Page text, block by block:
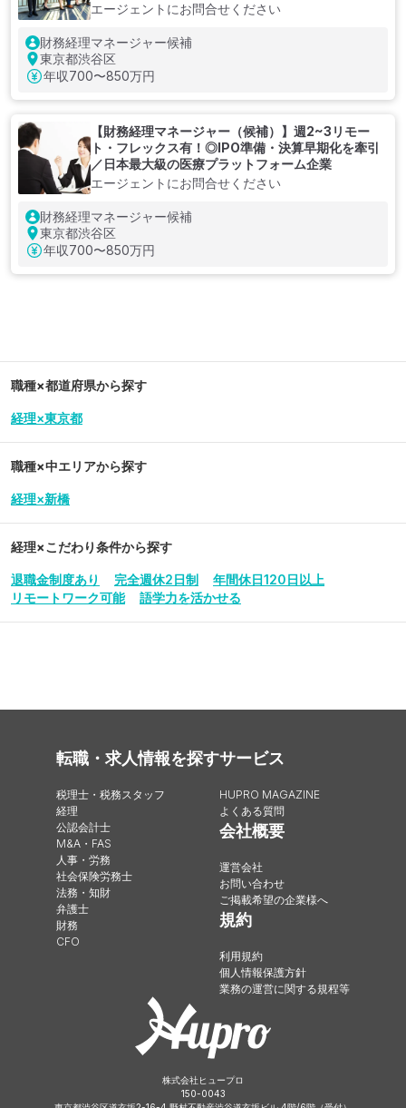
エージェントにお問合せください
財務経理マネージャー候補
東京都渋谷区
年収700〜850万円
【財務経理マネージャー（候補）】週2~3リモー
ト・フレックス有！◎IPO準備・決算早期化を牽引
／日本最大級の医療プラットフォーム企業
エージェントにお問合せください
財務経理マネージャー候補
東京都渋谷区
年収700〜850万円
職種×都道府県から探す
経理×東京都
職種×中エリアから探す
経理×新橋
経理×こだわり条件から探す
退職金制度あり 完全週休2日制
年間休日120日以上
リモートワーク可能
語学力を活かせる
転職・求人情報を探す
税理士・税務スタッフ
経理
公認会計士
M&A・FAS
人事・労務
社会保険労務士
法務・知財
弁護士
財務
CFO
サービス
HUPRO MAGAZINE
よくある質問
会社概要
運営会社
お問い合わせ
ご掲載希望の企業様へ
規約
利用規約
個人情報保護方針
業務の運営に関する規程等
株式会社ヒュープロ
150-0043